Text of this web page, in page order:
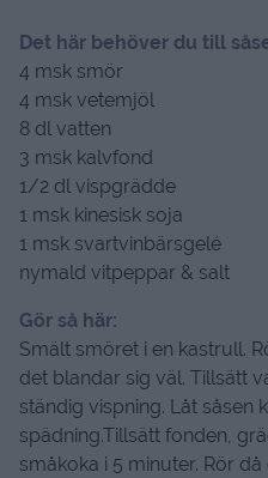
Det här behöver du till
4 msk smör
4 msk vetemjöl
8 dl vatten
3 msk kalvfond
1/2 dl vispgrädde
1 msk kinesisk soja
1 msk svartvinbärsgelé
nymald vitpeppar & salt
Gör så här:
Smält smöret i en kastrull.
det blandar sig väl. Tillsätt
ständig vispning. Låt såsen
spädning.Tillsätt fonden,
småkoka i 5 minuter. Rör